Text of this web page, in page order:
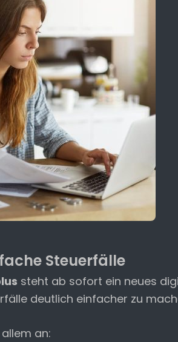
Steuerfälle
steht ab sofort ein neues
deutlich einfacher zu
an: